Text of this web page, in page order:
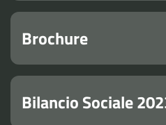
Brochure
Bilancio Sociale